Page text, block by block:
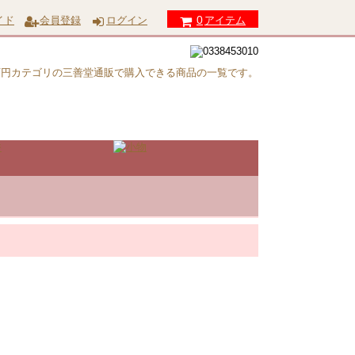
ド 会員登録 ログイン 0 アイテム
カテゴリの三善堂通販で購入できる商品の一覧です。